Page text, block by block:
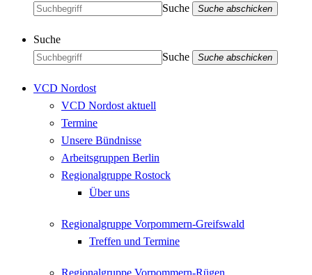
Suche
Suche abschicken
Suche
Suche
Suche abschicken
VCD Nordost
VCD Nordost aktuell
Termine
Unsere Bündnisse
Arbeitsgruppen Berlin
Regionalgruppe Rostock
Über uns
Regionalgruppe Vorpommern-Greifswald
Treffen und Termine
Regionalgruppe Vorpommern-Rügen